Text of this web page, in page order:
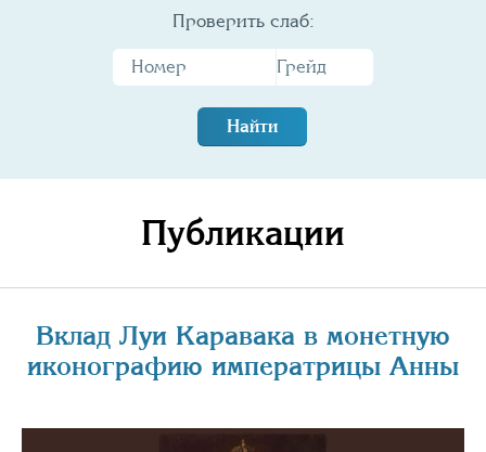
Проверить слаб:
Найти
Публикации
Вклад Луи Каравака в монетную
иконографию императрицы Анны